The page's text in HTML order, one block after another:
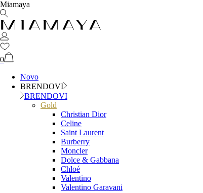
Miamaya
0
Novo
BRENDOVI
BRENDOVI
Gold
Christian Dior
Celine
Saint Laurent
Burberry
Moncler
Dolce & Gabbana
Chloé
Valentino
Valentino Garavani